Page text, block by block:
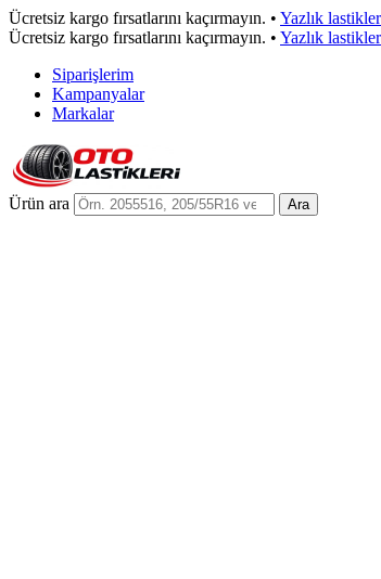
Ücretsiz kargo fırsatlarını kaçırmayın. • Yazlık
Ücretsiz kargo fırsatlarını kaçırmayın. • Yazlık
Siparişlerim
Kampanyalar
Markalar
Ürün ara Ara